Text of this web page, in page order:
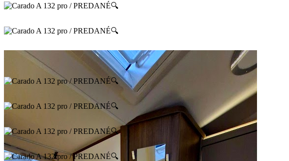
🔍
🔍
🔍
🔍
🔍
🔍